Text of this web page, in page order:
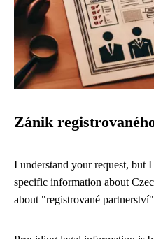
Zánik
I understand your request, but
specific information about
about "registrované